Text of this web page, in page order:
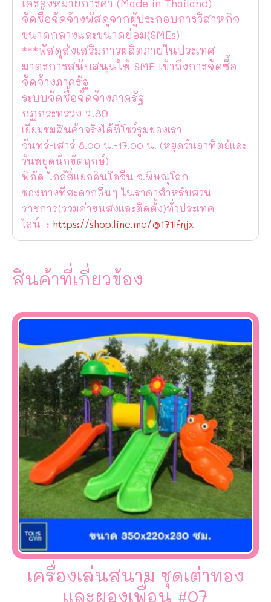
จัดซื้อจัดจ้างพัสดุจากผู้ประกอบการวิสาหกิจ
ขนาดกลางและขนาดย่อม(SMEs)
***พัสดุส่งเสริมการผลิตภายในประเทศ
มาตรการสนับสนุนให้ SME เข้าถึงการจัดซื้อ
จัดจ้างภาครัฐ
ระบบจัดซื้อจัดจ้างภาครัฐ
กฏกระทรวง ว.89
เยี่ยมชมสินค้าจริงได้ที่โชว์รูมของเรา
จันทร์-เสาร์ 8.00 น.-17.00 น. (หยุดวันอาทิตย์และ
วันหยุดนักขัตฤกษ์)
พิกัด ใกล้สี่แยกอินโดจีน จ.พิษณุโลก
ช่องทางที่สะดวกอื่นๆ ในราคาสำหรับส่วน
ราชการ(รวมค่าขนส่งและติดตั้ง)ทั่วประเทศ
ไลน์ : https://shop.line.me/@171lfnjx
สินค้าที่เกี่ยวข้อง
เครื่องเล่นสนาม ชุดเต่าทอง
เเละผองเพื่อน #07